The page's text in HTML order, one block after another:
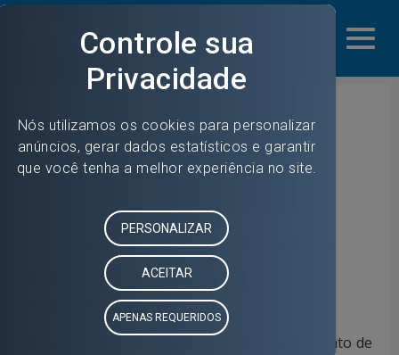
share
Notícias Publicado em:
Bahiagás lança Portal de
Suprimento de Gás
No dia 05/04, a Bahiagás realizou o lançamento de